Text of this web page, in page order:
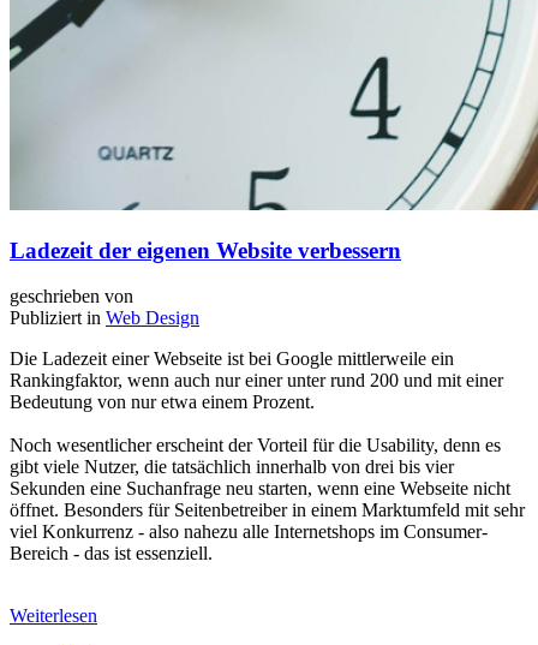
Ladezeit der eigenen Website verbessern
geschrieben von
Publiziert in Web Design
Die Ladezeit einer Webseite ist bei Google mittlerweile ein
Rankingfaktor, wenn auch nur einer unter rund 200 und mit einer
Bedeutung von nur etwa einem Prozent.
Noch wesentlicher erscheint der Vorteil für die Usability, denn es
gibt viele Nutzer, die tatsächlich innerhalb von drei bis vier
Sekunden eine Suchanfrage neu starten, wenn eine Webseite nicht
öffnet. Besonders für Seitenbetreiber in einem Marktumfeld mit sehr
viel Konkurrenz - also nahezu alle Internetshops im Consumer-
Bereich - das ist essenziell.
Weiterlesen